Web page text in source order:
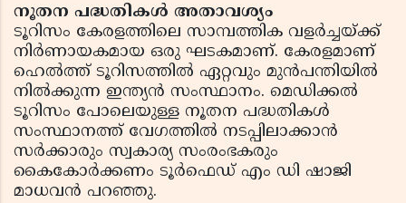
നൂതന പദ്ധതികള്‍ അതാവശ്യം
ടൂറിസം കേരളത്തിലെ സാമ്പത്തിക വളര്‍ച്ചയ്ക്ക്
നിര്‍ണായകമായ ഒരു ഘടകമാണ്. കേരളമാണ്
ഹെല്‍ത്ത് ടൂറിസത്തില്‍ ഏറ്റവും മുന്‍പന്തിയില്‍
നില്‍ക്കുന്ന ഇന്ത്യന്‍ സംസ്ഥാനം. മെഡിക്കല്‍
ടൂറിസം പോലെയുള്ള നൂതന പദ്ധതികള്‍
സംസ്ഥാനത്ത് വേഗത്തില്‍ നടപ്പിലാക്കാന്‍
സര്‍ക്കാരും സ്വകാര്യ സംരംഭകരും
കൈകോര്‍ക്കണം ടൂര്‍ഫെഡ് എം ഡി ഷാജി
മാധവന്‍ പറഞ്ഞു.